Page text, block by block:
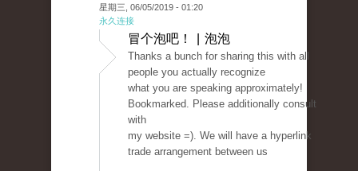
星期三, 06/05/2019 - 01:20
永久连接
冒个泡吧！ | 泡泡
Thanks a bunch for sharing this with all
people you actually recognize
what you are speaking approximately!
Bookmarked. Please additionally consult
with
my website =). We will have a hyperlink
trade arrangement between us